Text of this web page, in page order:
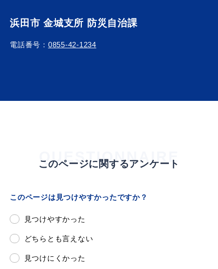
浜田市 金城支所 防災自治課
電話番号： 0855-42-1234
QUESTIONNAIRE
このページに関するアンケート
このページは見つけやすかったですか？
見つけやすかった
どちらとも言えない
見つけにくかった